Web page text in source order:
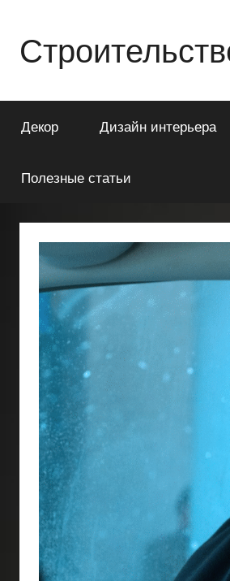
содержимому
о
строительстве
квартиры
Декор Дизайн интерьера
Полезные статьи